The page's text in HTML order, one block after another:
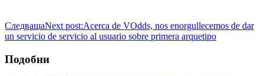
СледващаNext post:Acerca de VOdds, nos enorgullecemos de dar
un servicio de servicio al usuario sobre primera arquetipo
Подобни